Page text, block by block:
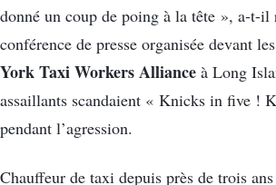
donné un coup de poing à la tête », a-t-il
conférence de presse organisée devant
York Taxi Workers Alliance à Long
assaillants scandaient « Knicks in five !
pendant l’agression.
Chauffeur de taxi depuis près de trois